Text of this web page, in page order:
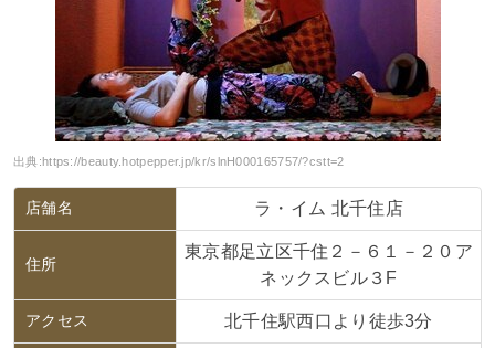
出典: https://beauty.hotpepper.jp/kr/slnH000165757/?cstt=2
店舗名 ラ・イム 北千住店
住所
東京都足立区千住２－６１－２０ア
ネックスビル３F
アクセス 北千住駅西口より徒歩3分